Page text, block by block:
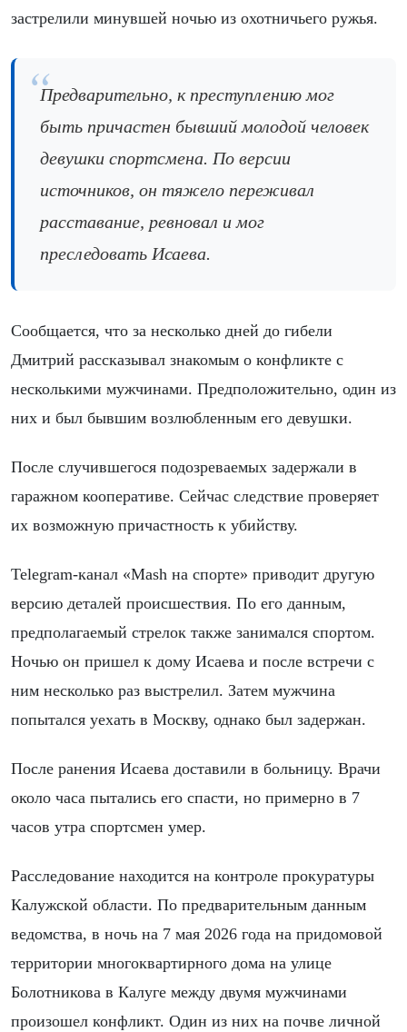
застрелили минувшей ночью из охотничьего ружья.
Предварительно, к преступлению мог
быть причастен бывший молодой человек
девушки спортсмена. По версии
источников, он тяжело переживал
расставание, ревновал и мог
преследовать Исаева.
Сообщается, что за несколько дней до гибели
Дмитрий рассказывал знакомым о конфликте с
несколькими мужчинами. Предположительно, один из
них и был бывшим возлюбленным его девушки.
После случившегося подозреваемых задержали в
гаражном кооперативе. Сейчас следствие проверяет
их возможную причастность к убийству.
Telegram-канал «Mash на спорте» приводит другую
версию деталей происшествия. По его данным,
предполагаемый стрелок также занимался спортом.
Ночью он пришел к дому Исаева и после встречи с
ним несколько раз выстрелил. Затем мужчина
попытался уехать в Москву, однако был задержан.
После ранения Исаева доставили в больницу. Врачи
около часа пытались его спасти, но примерно в 7
часов утра спортсмен умер.
Расследование находится на контроле прокуратуры
Калужской области. По предварительным данным
ведомства, в ночь на 7 мая 2026 года на придомовой
территории многоквартирного дома на улице
Болотникова в Калуге между двумя мужчинами
произошел конфликт. Один из них на почве личной